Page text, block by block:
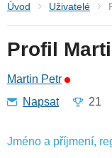
Úvod Uživatelé
Profil
Martin Petr
Napsat
21
Jméno a příjmení,